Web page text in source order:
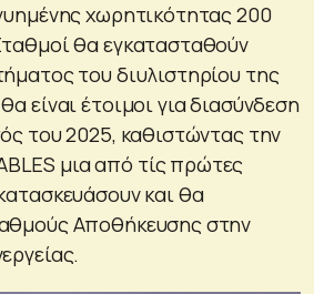
χωρητικότητας 200
θα εγκατασταθούν
του διυλιστηρίου της
είναι έτοιμοι για διασύνδεση
του 2025, καθιστώντας την
μια από τίς πρώτες
και θα
Αποθήκευσης στην